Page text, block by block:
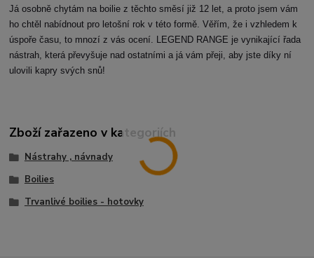
Já osobně chytám na boilie z těchto směsí již 12 let, a proto jsem vám
ho chtěl nabídnout pro letošní rok v této formě. Věřím, že i vzhledem k
úspoře času, to mnozí z vás ocení. LEGEND RANGE je vynikající řada
nástrah, která převyšuje nad ostatními a já vám přeji, aby jste díky ní
ulovili kapry svých snů!
Zboží zařazeno v kategoriích
Nástrahy , návnady
Boilies
Trvanlivé boilies - hotovky